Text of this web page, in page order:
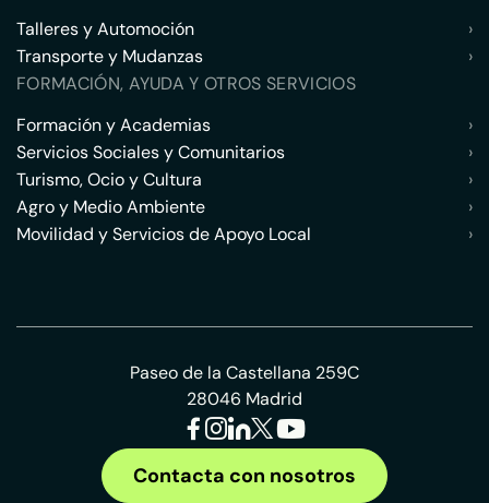
Talleres y Automoción
›
Transporte y Mudanzas
›
FORMACIÓN, AYUDA Y OTROS SERVICIOS
Formación y Academias
›
Servicios Sociales y Comunitarios
›
Turismo, Ocio y Cultura
›
Agro y Medio Ambiente
›
Movilidad y Servicios de Apoyo Local
›
Paseo de la Castellana 259C
28046 Madrid
Contacta con nosotros